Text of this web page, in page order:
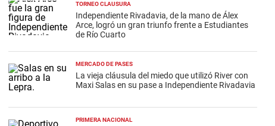
TORNEO CLAUSURA
Independiente Rivadavia, de la mano de Álex
Arce, logró un gran triunfo frente a Estudiantes
de Río Cuarto
MERCADO DE PASES
La vieja cláusula del miedo que utilizó River con
Maxi Salas en su pase a Independiente Rivadavia
PRIMERA NACIONAL